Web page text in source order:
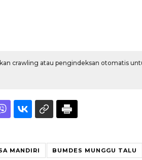
crawling atau pengindeksan otomatis
MANDIRI BUMDES MUNGGU TALU